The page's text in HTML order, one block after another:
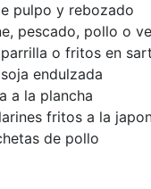
pulpo y rebozado
pescado, pollo o
o fritos en
endulzada
a la plancha
fritos a la
de pollo